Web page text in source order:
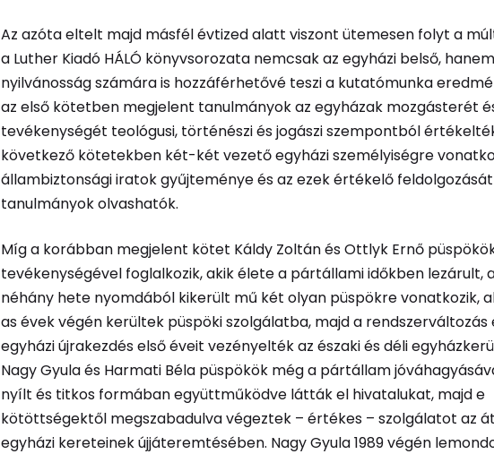
Az azóta eltelt majd másfél évtized alatt viszont ütemesen folyt a
a Luther Kiadó HÁLÓ könyvsorozata nemcsak az egyházi belső,
nyilvánosság számára is hozzáférhetővé teszi a kutatómunka
az első kötetben megjelent tanulmányok az egyházak mozgásterét
tevékenységét teológusi, történészi és jogászi szempontból
következő kötetekben két-két vezető egyházi személyiségre
állambiztonsági iratok gyűjteménye és az ezek értékelő
tanulmányok olvashatók.
Míg a korábban megjelent kötet Káldy Zoltán és Ottlyk Ernő
tevékenységével foglalkozik, akik élete a pártállami időkben lezárult,
néhány hete nyomdából kikerült mű két olyan püspökre vonatkozik,
as évek végén kerültek püspöki szolgálatba, majd a rendszerváltozás
egyházi újrakezdés első éveit vezényelték az északi és déli
Nagy Gyula és Harmati Béla püspökök még a pártállam
nyílt és titkos formában együttműködve látták el hivatalukat, majd e
kötöttségektől megszabadulva végeztek – értékes – szolgálatot az
egyházi kereteinek újjáteremtésében. Nagy Gyula 1989 végén